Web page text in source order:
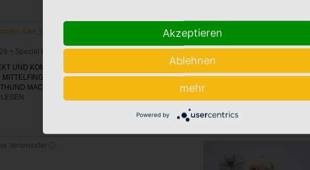
Alter Schlachthof
+ Special Guest: Zombiez
UND KOMPROMISSLOS, EINDEUTIG POLITISCH,
FÜRS FEUILLETON. KEINE REGELN UND
MACHEN WAS SIE WOLLEN. DIE VIER HINTER
Veranstalter ⓘ
Akzeptieren
Ablehnen
mehr
Powered by